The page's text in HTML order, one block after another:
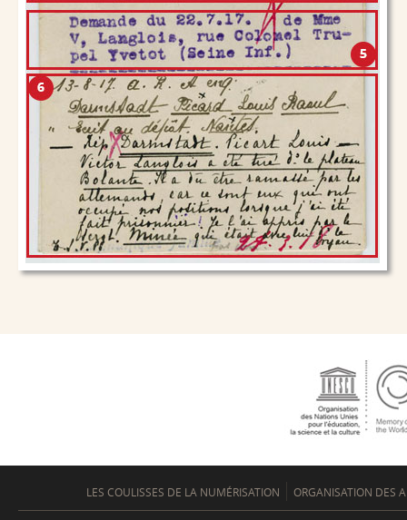
LES COULISSES DE LA NUMÉRISATION ORGANISATION DES